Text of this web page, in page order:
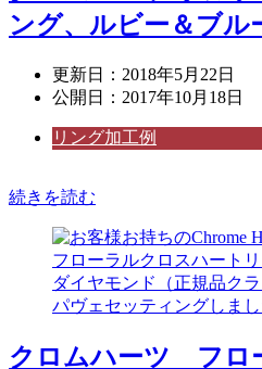
ング、ルビー＆ブル
更新日： 2018年5月22日
公開日： 2017年10月18日
リング加工例
続きを読む
クロムハーツ フロ